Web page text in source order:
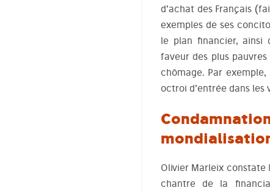
d’achat des Français
exemples de ses
le plan financier, ainsi
faveur des plus
chômage. Par
octroi d’entrée dans les
Olivier Marleix constate
chantre de la